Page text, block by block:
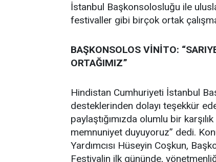
İstanbul Başkonsolosluğu ile
festivaller gibi birçok ortak
BAŞKONSOLOS VİNİTO:
ORTAĞIMIZ”
Hindistan Cumhuriyeti İstanbul
desteklerinden dolayı teşekkür
paylaştığımızda olumlu bir
memnuniyet duyuyoruz” dedi.
Yardımcısı Hüseyin Coşkun,
Festivalin ilk gününde,